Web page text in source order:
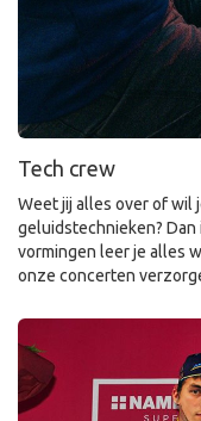
Tech crew
Weet jij alles over of wil
geluidstechnieken?
vormingen leer je alles
onze concerten